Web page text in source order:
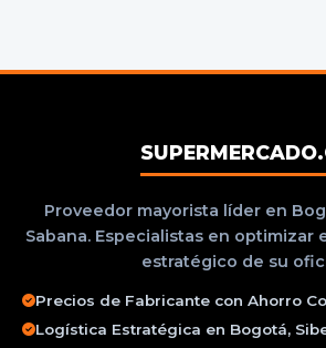
Proveedor mayorista líder en
Sabana. Especialistas en optimizar
estratégico de su
Precios de Fabricante con Ahorro
Logística Estratégica en Bogotá,